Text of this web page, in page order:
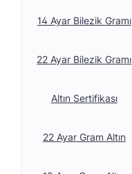
14 Ayar Bilezik Gramı
22 Ayar Bilezik Gramı
Altın Sertifikası
22 Ayar Gram Altın